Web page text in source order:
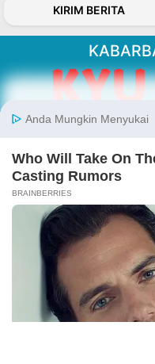
KIRIM BERITA